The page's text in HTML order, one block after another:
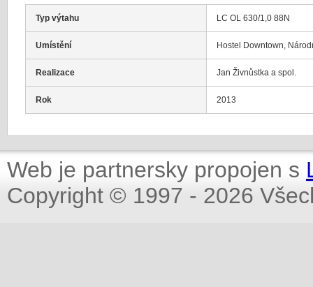
Typ výtahu LC OL 630/1,0 88N
Umístění Hostel Downtown,
Realizace Jan Živnůstka a spol.
Rok 2013
Web je partnersky propojen s
Copyright © 1997 - 2026